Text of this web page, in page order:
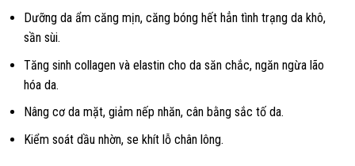
Dưỡng da ẩm căng mịn, căng bóng hết hẳn tình trạng da khô,
sần sùi.
Tăng sinh collagen và elastin cho da săn chắc, ngăn ngừa lão
hóa da.
Nâng cơ da mặt, giảm nếp nhăn, cân bằng sắc tố da.
Kiểm soát dầu nhờn, se khít lỗ chân lông.